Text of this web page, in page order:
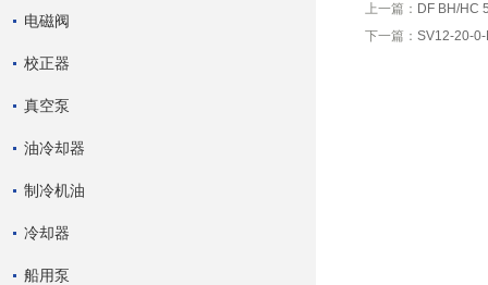
电磁阀
校正器
真空泵
油冷却器
制冷机油
冷却器
船用泵
上一篇： DF BH/HC
下一篇： SV12-20-